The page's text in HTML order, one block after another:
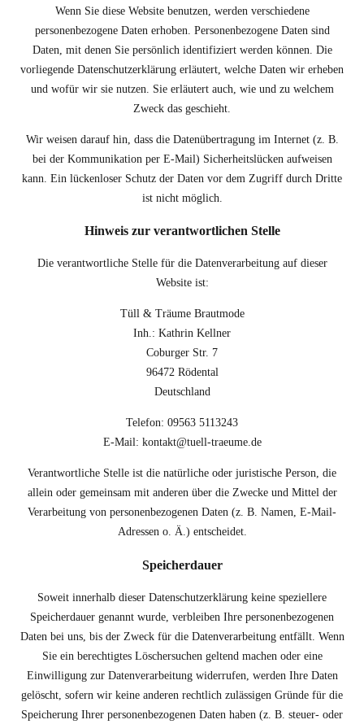
Wenn Sie diese Website benutzen, werden verschiedene
personenbezogene Daten erhoben. Personenbezogene Daten sind
Daten, mit denen Sie persönlich identifiziert werden können. Die
vorliegende Datenschutzerklärung erläutert, welche Daten wir erheben
und wofür wir sie nutzen. Sie erläutert auch, wie und zu welchem
Zweck das geschieht.
Wir weisen darauf hin, dass die Datenübertragung im Internet (z. B.
bei der Kommunikation per E-Mail) Sicherheitslücken aufweisen
kann. Ein lückenloser Schutz der Daten vor dem Zugriff durch Dritte
ist nicht möglich.
Hinweis zur verantwortlichen Stelle
Die verantwortliche Stelle für die Datenverarbeitung auf dieser
Website ist:
Tüll & Träume Brautmode
Inh.: Kathrin Kellner
Coburger Str. 7
96472 Rödental
Deutschland
Telefon: 09563 5113243
E-Mail: kontakt@tuell-traeume.de
Verantwortliche Stelle ist die natürliche oder juristische Person, die
allein oder gemeinsam mit anderen über die Zwecke und Mittel der
Verarbeitung von personenbezogenen Daten (z. B. Namen, E-Mail-
Adressen o. Ä.) entscheidet.
Speicherdauer
Soweit innerhalb dieser Datenschutzerklärung keine speziellere
Speicherdauer genannt wurde, verbleiben Ihre personenbezogenen
Daten bei uns, bis der Zweck für die Datenverarbeitung entfällt. Wenn
Sie ein berechtigtes Löschersuchen geltend machen oder eine
Einwilligung zur Datenverarbeitung widerrufen, werden Ihre Daten
gelöscht, sofern wir keine anderen rechtlich zulässigen Gründe für die
Speicherung Ihrer personenbezogenen Daten haben (z. B. steuer- oder